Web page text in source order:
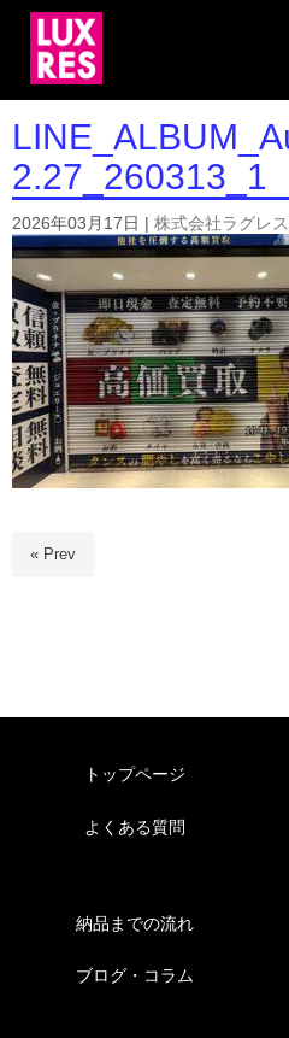
2.27_260313_1
2026年03月17日 株式会社ラグレス
« Prev
トップページ
よくある質問
納品までの流れ
ブログ・コラム